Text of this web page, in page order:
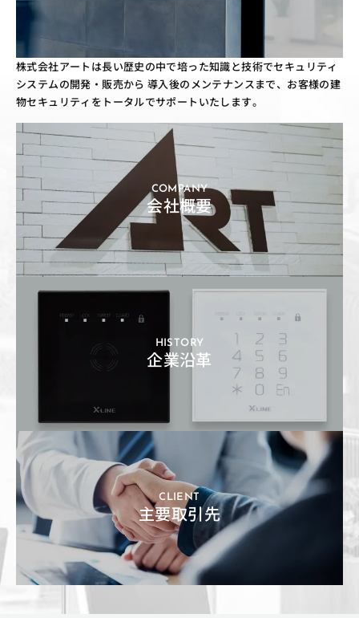
株式会社アートは長い歴史の中で培った知識と技術でセキュリティ
システムの開発・販売から 導入後のメンテナンスまで、お客様の建
物セキュリティをトータルでサポートいたします。
COMPANY
会社概要
HISTORY
企業沿革
CLIENT
主要取引先